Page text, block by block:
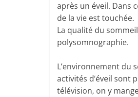
après un éveil. Dans
de la vie est touchée.
La qualité du
polysomnographie.
L’environnement du
activités d’éveil sont
télévision, on y